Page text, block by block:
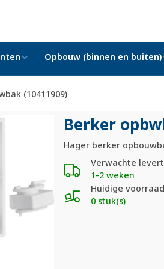
Opbouw (binnen en buiten)
(10411909)
Berker
Hager berker
Verwachte
1-2 weken
Huidige
0 stuk(s)